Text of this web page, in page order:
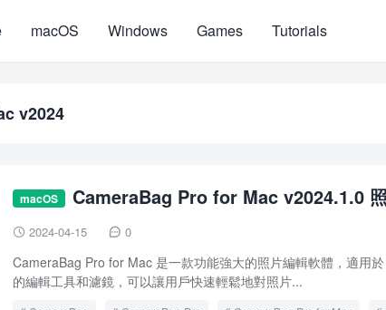
macOS Windows Games Tutorials
v2024
macOS
CameraBag Pro for Mac v2024.1.0
crack
 2024-04-15  0
CameraBag Pro for Mac 是一款功能強大的照片編輯軟體，適用
的編輯工具和濾鏡，可以讓用戶快速輕鬆地對照片...